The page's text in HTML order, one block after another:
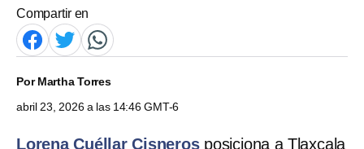
Compartir en
PorMartha Torres
abril 23, 2026 a las 14:46 GMT-6
Lorena Cuéllar Cisnerosposiciona a Tlaxcala